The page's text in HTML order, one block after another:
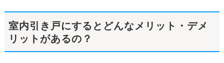
室内引き戸にするとどんなメリット・デメ
リットがあるの？